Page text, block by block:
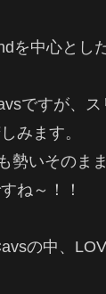
を中心とし
ですが、
みます。
勢いそのま
ね～！！
の中、